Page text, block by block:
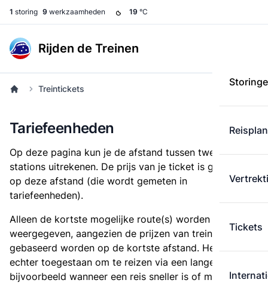
1 storing 9 werkzaamheden 19 °C
Rijden de Treinen
Tickets
Treintickets
Tariefeenheden
Op deze pagina kun je de afstand tussen twee
stations uitrekenen. De prijs van je ticket is gebaseerd
op deze afstand (die wordt gemeten in
tariefeenheden).
Alleen de kortste mogelijke route(s) worden
weergegeven, aangezien de prijzen van treintickets
gebaseerd worden op de kortste afstand. Het is
echter toegestaan om te reizen via een langere route,
bijvoorbeeld wanneer een reis sneller is of met minder